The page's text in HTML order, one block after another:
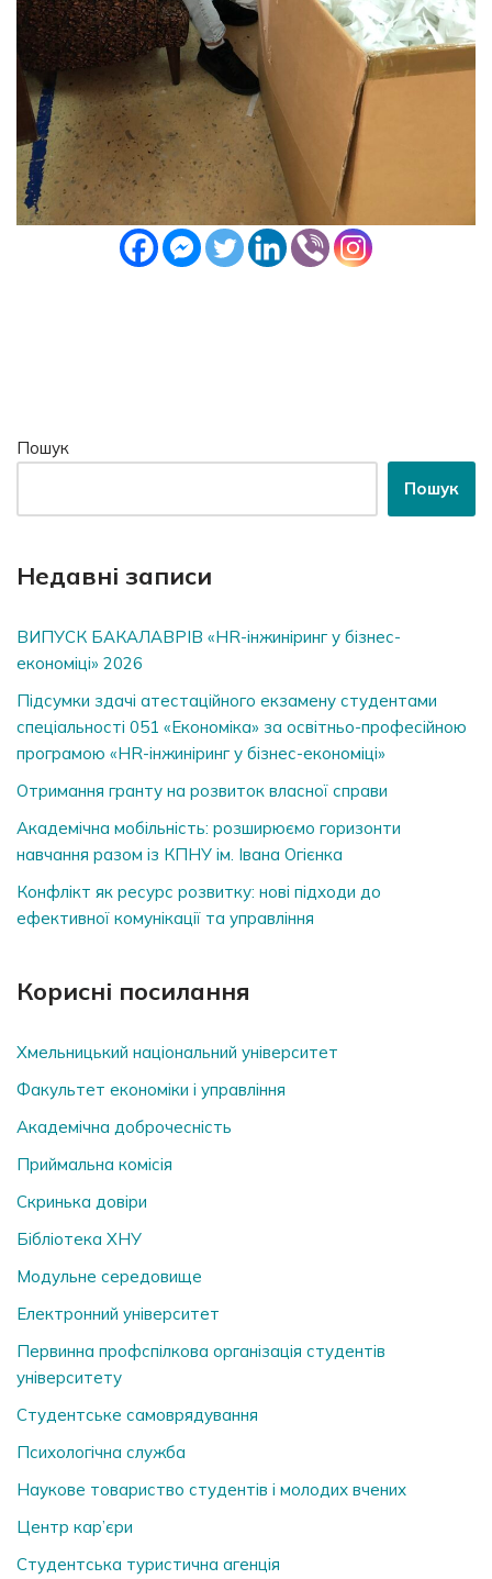
Пошук
Пошук
Недавні записи
ВИПУСК БАКАЛАВРІВ «HR-інжиніринг у бізнес-
економіці» 2026
Підсумки здачі атестаційного екзамену студентами
спеціальності 051 «Економіка» за освітньо-професійною
програмою «HR-інжиніринг у бізнес-економіці»
Отримання гранту на розвиток власної справи
Академічна мобільність: розширюємо горизонти
навчання разом із КПНУ ім. Івана Огієнка
Конфлікт як ресурс розвитку: нові підходи до
ефективної комунікації та управління
Корисні посилання
Хмельницький національний університет
Факультет економіки і управління
Академічна доброчесність
Приймальна комісія
Скринька довiри
Бібліотека ХНУ
Модульне середовище
Електронний університет
Первинна профспілкова організація студентів
університету
Студентське самоврядування
Психологічна служба
Наукове товариство студентів і молодих вчених
Центр кар’єри
Студентська туристична агенція